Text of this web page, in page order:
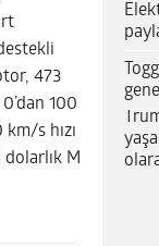
473
100
s hızı
M